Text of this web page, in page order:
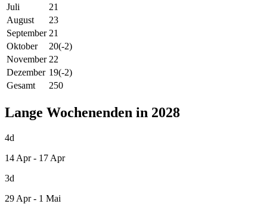
Juli
21
August
23
September 21
Oktober
20(-2)
November 22
Dezember 19(-2)
Gesamt
250
Lange Wochenenden in 2028
4d
14 Apr - 17 Apr
3d
29 Apr - 1 Mai